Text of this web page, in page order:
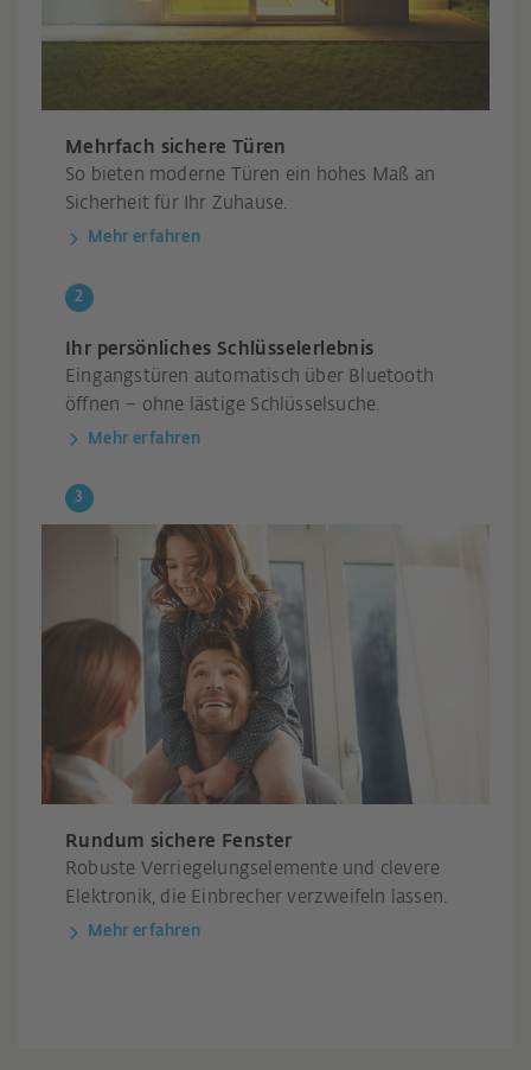
Mehrfach sichere Türen
So bieten moderne Türen ein hohes Maß an
Sicherheit für Ihr Zuhause.
Mehr erfahren
Ihr persönliches Schlüsselerlebnis
Eingangstüren automatisch über Bluetooth
öffnen – ohne lästige Schlüsselsuche.
Mehr erfahren
Rundum sichere Fenster
Robuste Verriegelungselemente und clevere
Elektronik, die Einbrecher verzweifeln lassen.
Mehr erfahren